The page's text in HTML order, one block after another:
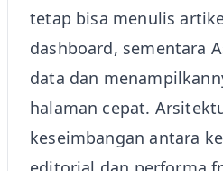
tetap bisa menulis
dashboard, sementara
data dan
halaman cepat.
keseimbangan antara